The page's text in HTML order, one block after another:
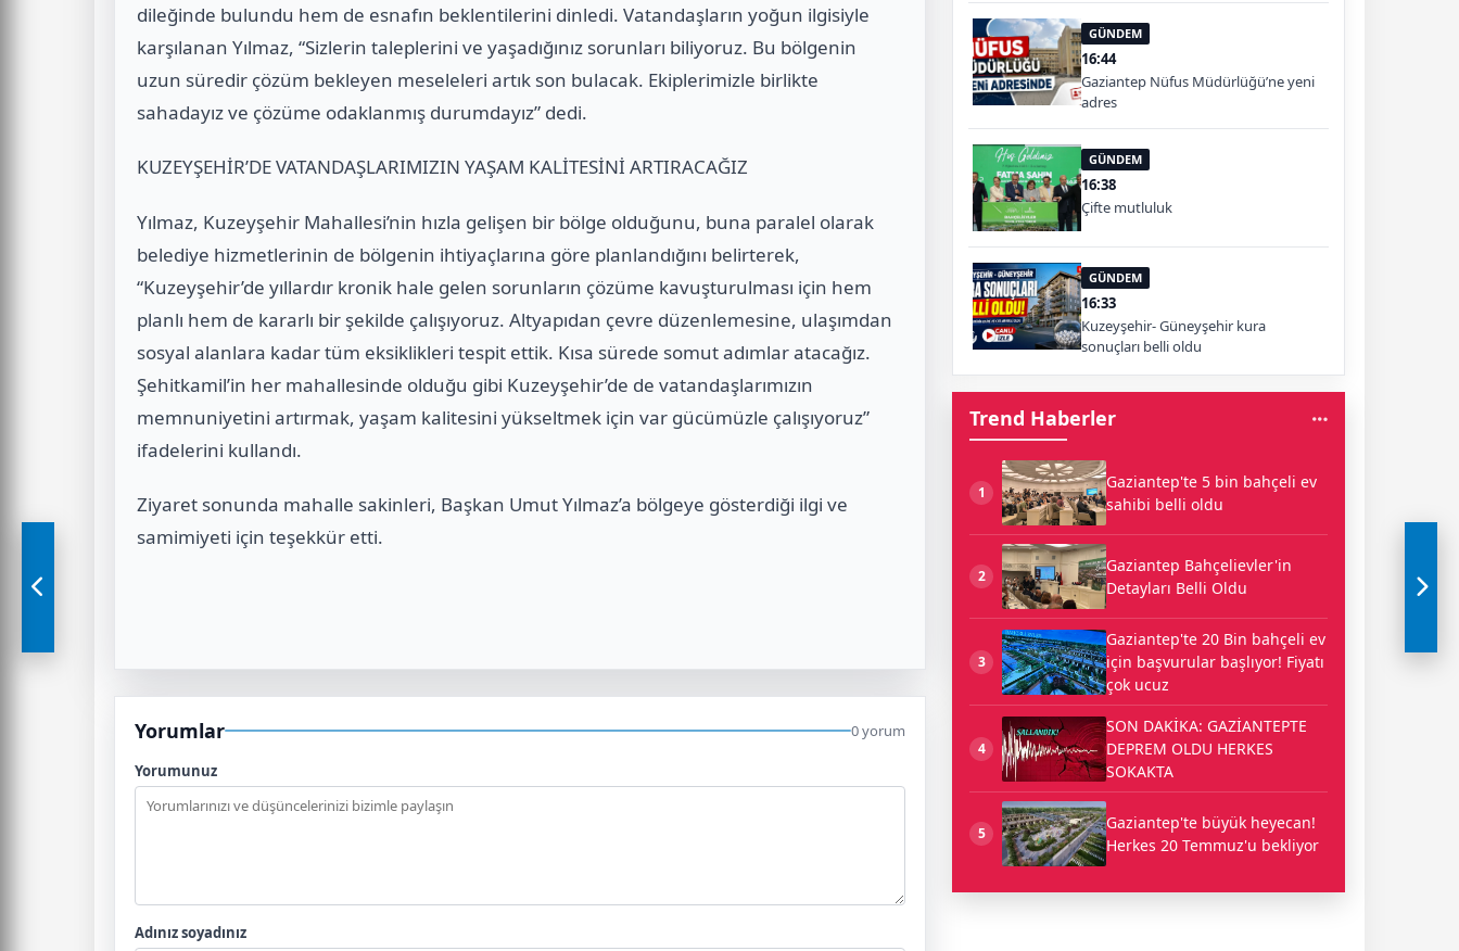
dileğinde bulundu hem de esnafın beklentilerini dinledi. Vatandaşların yoğun ilgisiyle
karşılanan Yılmaz, “Sizlerin taleplerini ve yaşadığınız sorunları biliyoruz. Bu bölgenin
uzun süredir çözüm bekleyen meseleleri artık son bulacak. Ekiplerimizle birlikte
sahadayız ve çözüme odaklanmış durumdayız” dedi.
KUZEYŞEHİR’DE VATANDAŞLARIMIZIN YAŞAM KALİTESİNİ ARTIRACAĞIZ
Yılmaz, Kuzeyşehir Mahallesi’nin hızla gelişen bir bölge olduğunu, buna paralel olarak
belediye hizmetlerinin de bölgenin ihtiyaçlarına göre planlandığını belirterek,
“Kuzeyşehir’de yıllardır kronik hale gelen sorunların çözüme kavuşturulması için hem
planlı hem de kararlı bir şekilde çalışıyoruz. Altyapıdan çevre düzenlemesine, ulaşımdan
sosyal alanlara kadar tüm eksiklikleri tespit ettik. Kısa sürede somut adımlar atacağız.
Şehitkamil’in her mahallesinde olduğu gibi Kuzeyşehir’de de vatandaşlarımızın
memnuniyetini artırmak, yaşam kalitesini yükseltmek için var gücümüzle çalışıyoruz”
ifadelerini kullandı.
Ziyaret sonunda mahalle sakinleri, Başkan Umut Yılmaz’a bölgeye gösterdiği ilgi ve
samimiyeti için teşekkür etti.
Yorumlar 0 yorum
Yorumunuz
Adınız soyadınız
GÜNDEM
16:44
Gaziantep Nüfus Müdürlüğü’ne yeni
adres
GÜNDEM
16:38
Çifte mutluluk
GÜNDEM
16:33
Kuzeyşehir- Güneyşehir kura
sonuçları belli oldu
Trend Haberler
1
Gaziantep'te 5 bin bahçeli ev
sahibi belli oldu
2
Gaziantep Bahçelievler'in
Detayları Belli Oldu
3
Gaziantep'te 20 Bin bahçeli ev
için başvurular başlıyor! Fiyatı
çok ucuz
4
SON DAKİKA: GAZİANTEPTE
DEPREM OLDU HERKES
SOKAKTA
5
Gaziantep'te büyük heyecan!
Herkes 20 Temmuz'u bekliyor